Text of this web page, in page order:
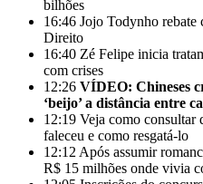
bilhões
16:46 Jojo Todynho rebate
Direito
16:40 Zé Felipe inicia
com crises
12:26 VÍDEO: Chineses
‘beijo’ a distância entre
12:19 Veja como consultar
faleceu e como resgatá-lo
12:12 Após assumir
R$ 15 milhões onde vivia